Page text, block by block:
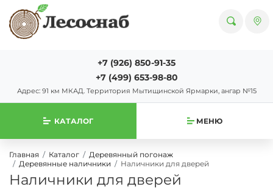
+7 (926) 850-91-35
+7 (499) 653-98-80
Адрес: 91 км МКАД. Территория Мытищинской Ярмарки, ангар №15
КАТАЛОГ МЕНЮ
Главная Каталог
Деревянный погонаж
Деревянные наличники
Наличники для дверей
Наличники для дверей